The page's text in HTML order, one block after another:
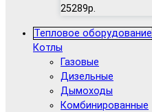
25289р.
Тепловое оборудование
Котлы
Газовые
Дизельные
Дымоходы
Комбинированные